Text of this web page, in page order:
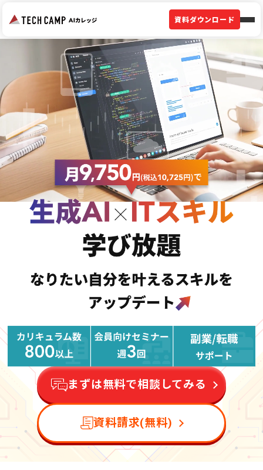
資料ダウンロード
まずは無料で相談してみる
資料請求(無料)